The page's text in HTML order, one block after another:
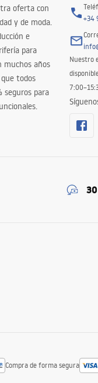
oferta con
y de moda.
e
para
muchos años
todos
seguros para
+34
Nuestro
Compra de forma segura